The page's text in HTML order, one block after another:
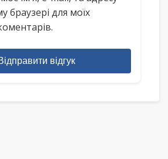
браузері для моїх
відгук